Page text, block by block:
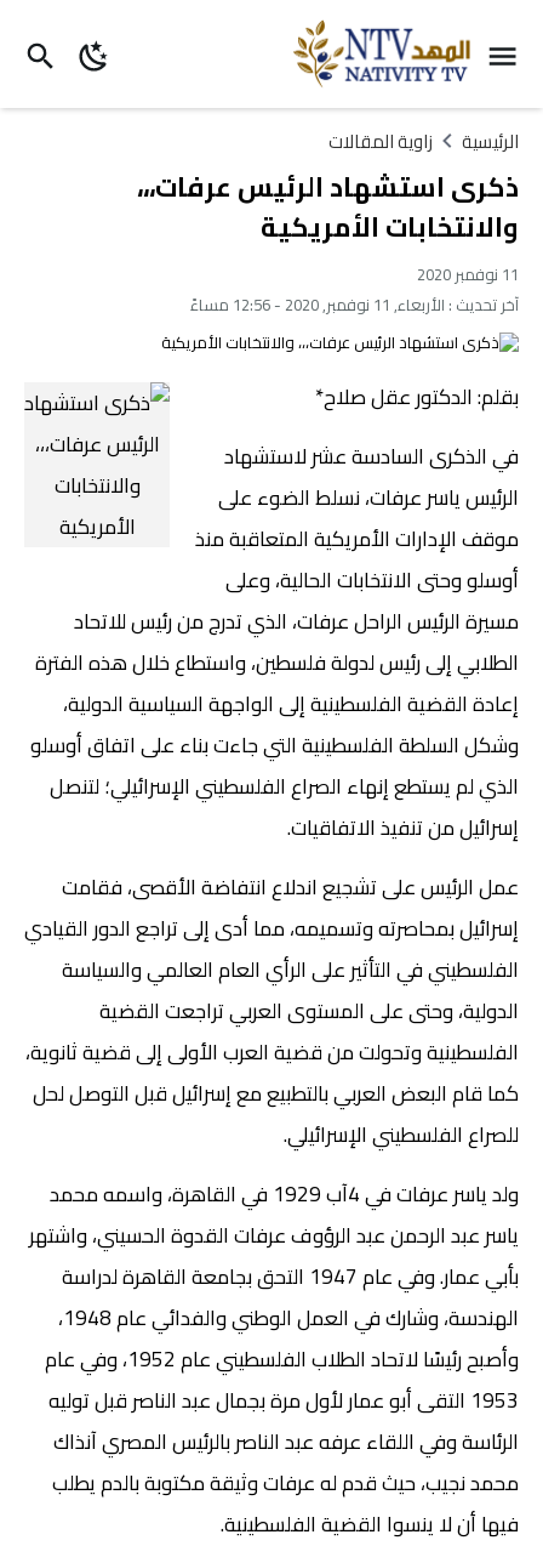
الرئيسية زاوية المقالات
ذكرى استشهاد الرئيس عرفات،،،
والانتخابات الأمريكية
11 نوفمبر 2020
آخر تحديث : الأربعاء, 11 نوفمبر, 2020 - 12:56 مساءً
بقلم: الدكتور عقل صلاح*
في الذكرى السادسة عشر لاستشهاد
الرئيس ياسر عرفات، نسلط الضوء على
موقف الإدارات الأمريكية المتعاقبة منذ
أوسلو وحتى الانتخابات الحالية، وعلى
مسيرة الرئيس الراحل عرفات، الذي تدرج من رئيس للاتحاد
الطلابي إلى رئيس لدولة فلسطين، واستطاع خلال هذه الفترة
إعادة القضية الفلسطينية إلى الواجهة السياسية الدولية،
وشكل السلطة الفلسطينية التي جاءت بناء على اتفاق أوسلو
الذي لم يستطع إنهاء الصراع الفلسطيني الإسرائيلي؛ لتنصل
إسرائيل من تنفيذ الاتفاقيات.
عمل الرئيس على تشجيع اندلاع انتفاضة الأقصى، فقامت
إسرائيل بمحاصرته وتسميمه، مما أدى إلى تراجع الدور القيادي
الفلسطيني في التأثير على الرأي العام العالمي والسياسة
الدولية، وحتى على المستوى العربي تراجعت القضية
الفلسطينية وتحولت من قضية العرب الأولى إلى قضية ثانوية،
كما قام البعض العربي بالتطبيع مع إسرائيل قبل التوصل لحل
للصراع الفلسطيني الإسرائيلي.
ولد ياسر عرفات في 4آب 1929 في القاهرة، واسمه محمد
ياسر عبد الرحمن عبد الرؤوف عرفات القدوة الحسيني، واشتهر
بأبي عمار. وفي عام 1947 التحق بجامعة القاهرة لدراسة
الهندسة، وشارك في العمل الوطني والفدائي عام 1948،
وأصبح رئيسًا لاتحاد الطلاب الفلسطيني عام 1952، وفي عام
1953 التقى أبو عمار لأول مرة بجمال عبد الناصر قبل توليه
الرئاسة وفي اللقاء عرفه عبد الناصر بالرئيس المصري آنذاك
محمد نجيب، حيث قدم له عرفات وثيقة مكتوبة بالدم يطلب
فيها أن لا ينسوا القضية الفلسطينية.